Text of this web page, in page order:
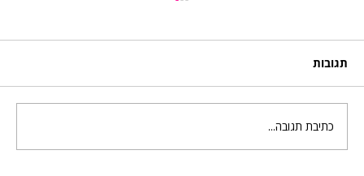
מטריה וגשם של גואש
תגובות
כתיבת תגובה...